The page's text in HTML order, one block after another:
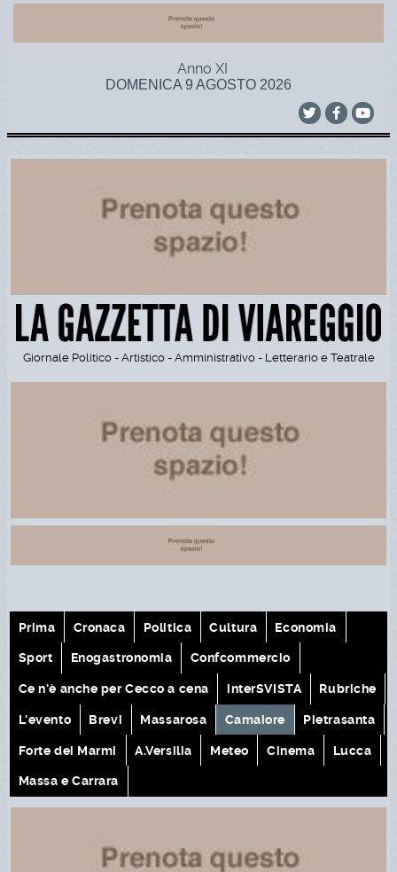
Anno XI
DOMENICA 9 AGOSTO 2026
Giornale Politico - Artistico - Amministrativo - Letterario e Teatrale
Prima Cronaca Politica Cultura Economia
Sport Enogastronomia Confcommercio
Ce n'è anche per Cecco a cena interSVISTA Rubriche
L'evento Brevi Massarosa Camaiore Pietrasanta
Forte dei Marmi A.Versilia Meteo Cinema Lucca
Massa e Carrara